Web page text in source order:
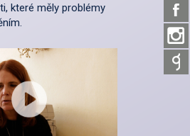
které měly problémy